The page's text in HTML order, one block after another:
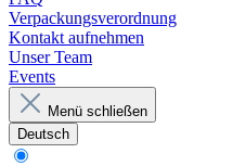
Verpackungsverordnung
Kontakt aufnehmen
Unser Team
Events
Menü schließen
Deutsch